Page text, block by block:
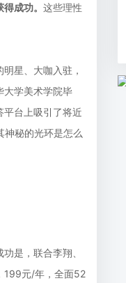
成功。 这些理性
星、大咖入驻，
大学美术学院毕
平台上吸引了将近
神秘的光环是怎么
是，联合李翔、
199元/年，全面52